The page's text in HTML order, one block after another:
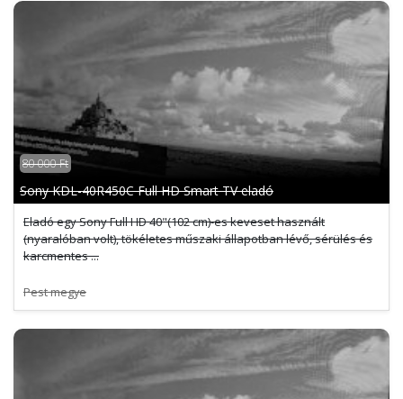
80 000 Ft
Sony KDL-40R450C Full HD Smart TV eladó
Eladó egy Sony Full HD 40"(102 cm)-es keveset használt
(nyaralóban volt), tökéletes műszaki állapotban lévő, sérülés és
karcmentes ...
Pest megye